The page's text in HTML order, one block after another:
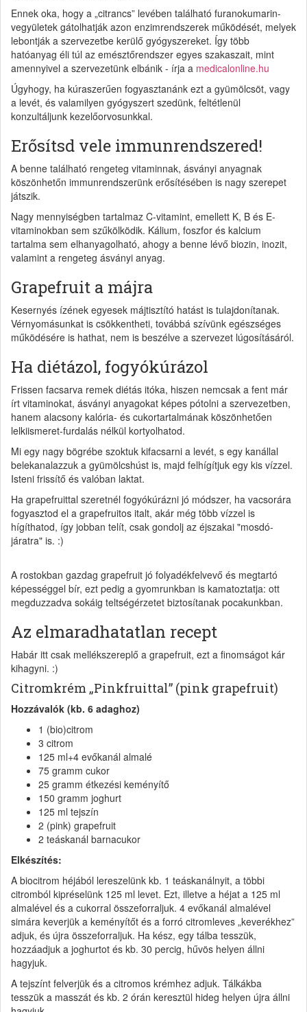
Ennek oka, hogy a „citrancs” levében található furanokumarin-
vegyületek gátolhatják azon enzimrendszerek működését, melyek
lebontják a szervezetbe kerülő gyógyszereket. Így több
hatóanyag éli túl az emésztőrendszer egyes szakaszait, mint
amennyivel a szervezetünk elbánik - írja a medicalonline.hu
Úgyhogy, ha kúraszerűen fogyasztanánk ezt a gyümölcsöt, vagy
a levét, és valamilyen gyógyszert szedünk, feltétlenül
konzultáljunk kezelőorvosunkkal.
Erősítsd vele immunrendszered!
A benne található rengeteg vitaminnak, ásványi anyagnak
köszönhetőn immunrendszerünk erősítésében is nagy szerepet
játszik.
Nagy mennyiségben tartalmaz C-vitamint, emellett K, B és E-
vitaminokban sem szűkölködik. Kálium, foszfor és kalcium
tartalma sem elhanyagolható, ahogy a benne lévő biozin, inozit,
valamint a rengeteg ásványi anyag.
Grapefruit a májra
Kesernyés ízének egyesek májtisztító hatást is tulajdonítanak.
Vérnyomásunkat is csökkentheti, továbbá szívünk egészséges
működésére is hathat, nem is beszélve a szervezet lúgosításáról.
Ha diétázol, fogyókúrázol
Frissen facsarva remek diétás itóka, hiszen nemcsak a fent már
írt vitaminokat, ásványi anyagokat képes pótolni a szervezetben,
hanem alacsony kalória- és cukortartalmának köszönhetően
lelkiismeret-furdalás nélkül kortyolhatod.
Mi egy nagy bögrébe szoktuk kifacsarni a levét, s egy kanállal
belekanalazzuk a gyümölcshúst is, majd felhígítjuk egy kis vízzel.
Isteni frissítő és valóban laktat.
Ha grapefruittal szeretnél fogyókúrázni jó módszer, ha vacsorára
fogyasztod el a grapefruitos italt, akár még több vízzel is
hígíthatod, így jobban telít, csak gondolj az éjszakai "mosdó-
járatra" is. :)
A rostokban gazdag grapefruit jó folyadékfelvevő és megtartó
képességgel bír, ezt pedig a gyomrunkban is kamatoztatja: ott
megduzzadva sokáig teltségérzetet biztosítanak pocakunkban.
Az elmaradhatatlan recept
Habár itt csak mellékszereplő a grapefruit, ezt a finomságot kár
kihagyni. :)
Citromkrém „Pinkfruittal” (pink grapefruit)
Hozzávalók (kb. 6 adaghoz)
1 (bio)citrom
3 citrom
125 ml+4 evőkanál almalé
75 gramm cukor
25 gramm étkezési keményítő
150 gramm joghurt
125 ml tejszín
2 (pink) grapefruit
2 teáskanál barnacukor
Elkészítés:
A biocitrom héjából lereszelünk kb. 1 teáskanálnyit, a többi
citromból kipréselünk 125 ml levet. Ezt, illetve a héjat a 125 ml
almalével és a cukorral összeforraljuk. 4 evőkanál almalével
simára keverjük a keményítőt és a forró citromleves „keverékhez”
adjuk, és újra összeforraljuk. Ha kész, egy tálba tesszük,
hozzáadjuk a joghurtot és kb. 30 percig, hűvös helyen állni
hagyjuk.
A tejszínt felverjük és a citromos krémhez adjuk. Tálkákba
tesszük a masszát és kb. 2 órán keresztül hideg helyen újra állni